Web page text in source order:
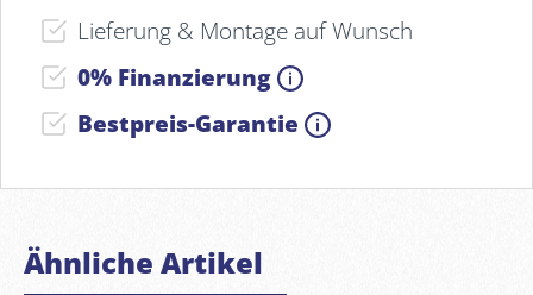
Lieferung & Montage auf Wunsch
0% Finanzierung
Bestpreis-Garantie
Ähnliche Artikel